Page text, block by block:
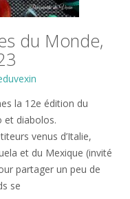
du Monde,
la 12e édition du
et diabolos.
venus d’Italie,
et du Mexique (invité
partager un peu de
se